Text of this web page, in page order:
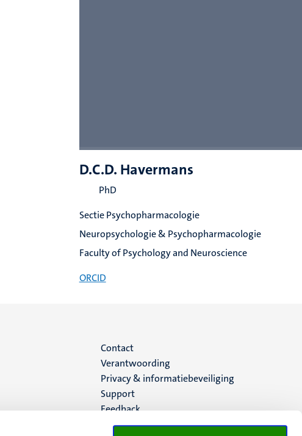
D.C.D. Havermans
PhD
Sectie Psychopharmacologie
Neuropsychologie & Psychopharmacologie
Faculty of Psychology and Neuroscience
ORCID
Menu
footer
(NL)
Contact
Verantwoording
Privacy & informatiebeveiliging
Support
Feedback